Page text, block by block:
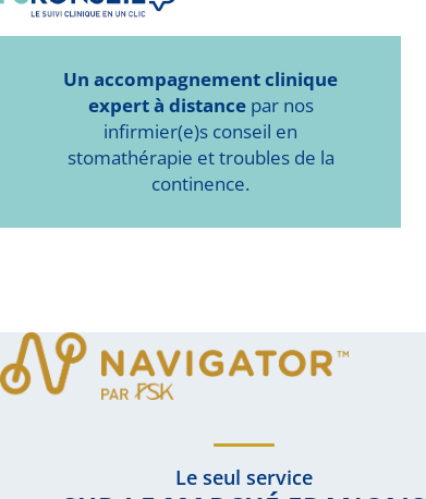
Un accompagnement clinique
expert à distancepar nos
infirmier(e)s conseil en
stomathérapie et troubles de la
continence.
Le seul service